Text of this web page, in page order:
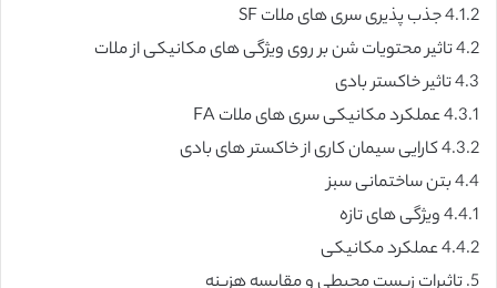
4.1.2 جذب پذیری سری های ملات SF
4.2 تاثیر محتویات شن بر روی ویژگی های مکانیکی از ملات
4.3 تاثیر خاکستر بادی
4.3.1 عملکرد مکانیکی سری های ملات FA
4.3.2 کارایی سیمان کاری از خاکستر های بادی
4.4 بتن ساختمانی سبز
4.4.1 ویژگی های تازه
4.4.2 عملکرد مکانیکی